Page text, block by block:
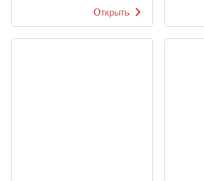
Открыть